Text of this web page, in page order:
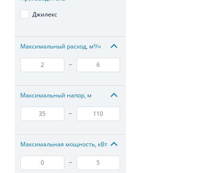
Джилекс
Максимальный расход, м³/ч
–
Максимальный напор, м
–
Максимальная мощность, кВт
–